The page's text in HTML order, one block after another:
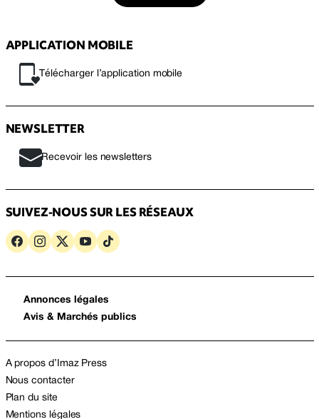
APPLICATION MOBILE
Télécharger l’application mobile
NEWSLETTER
Recevoir les newsletters
SUIVEZ-NOUS SUR LES RÉSEAUX
Annonces légales
Avis & Marchés publics
A propos d’Imaz Press
Nous contacter
Plan du site
Mentions légales